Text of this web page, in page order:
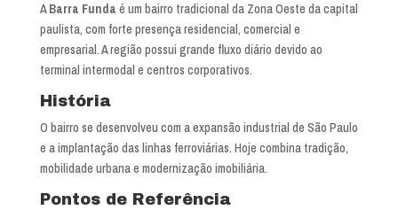
ABarra Funda é um bairro tradicional da Zona Oeste da capital
paulista, com forte presença residencial, comercial e
empresarial. A região possui grande fluxo diário devido ao
terminal intermodal e centros corporativos.
História
O bairro se desenvolveu com a expansão industrial de São Paulo
e a implantação das linhas ferroviárias. Hoje combina tradição,
mobilidade urbana e modernização imobiliária.
Pontos de Referência